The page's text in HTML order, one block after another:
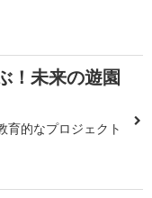
！未来の遊園
的なプロジェクト